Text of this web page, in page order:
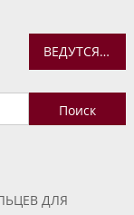
ВЕДУТСЯ КОНСЕРВАЦИОННЫЕ РАБОТЫ В КОРСУНСКОМ ХРАМЕ С. ДЕГТЕВО
Найти:
ДЛЯ